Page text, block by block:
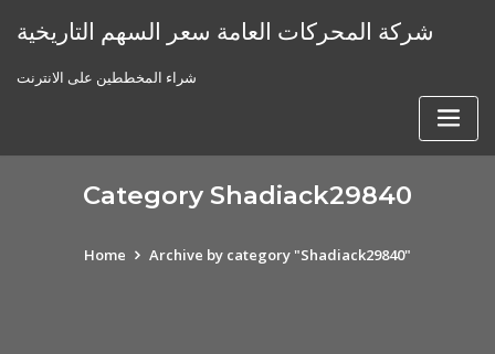
شركة المحركات العامة سعر السهم التاريخية
شراء المخططين على الانترنت
Category Shadiack29840
Home Archive by category "Shadiack29840"